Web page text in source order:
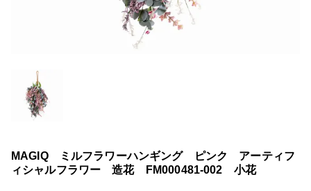
MAGIQ ミルフラワーハンギング ピンク アーティフ
ィシャルフラワー 造花 FM000481-002 小花